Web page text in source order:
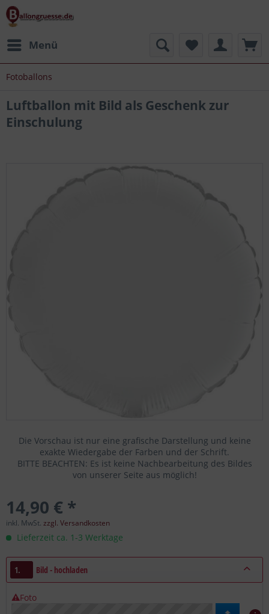
Menü
Fotoballons
Luftballon mit Bild als Geschenk zur
Einschulung
Die Vorschau ist nur eine grafische Darstellung und keine
exakte Wiedergabe der Farben und der Schrift.
BITTE BEACHTEN: Es ist keine Nachbearbeitung des Bildes
von unserer Seite aus möglich!
14,90 € *
inkl. MwSt. zzgl. Versandkosten
Lieferzeit ca. 1-3 Werktage
1. Bild - hochladen
Foto